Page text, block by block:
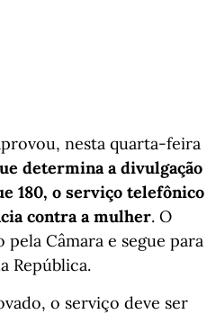
nesta quarta-feira
determina a divulgação
180, o serviço telefônico
contra a mulher. O
Câmara e segue para
República.
o serviço deve ser